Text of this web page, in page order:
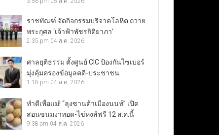
ราชทัณฑ์ จัดกิจกรรมบริจาคโลหิต ถวาย
พระกุศล ‘เจ้าฟ้าพัชรกิติยาภา’
2:35 pm 04 ส.ค. 2026
ศาลยุติธรรม ตั้งศูนย์ CIC ป้องกันไซเบอร์
มุ่งคุ้มครองข้อมูลคดี-ประชาชน
1:18 pm 04 ส.ค. 2026
ทำดีเพื่อแม่! “ลุงซานต้าเมืองนนท์” เปิด
สอนขนมงาทอด-ไข่หงส์ฟรี 12 ส.ค.นี้
9:38 am 04 ส.ค. 2026